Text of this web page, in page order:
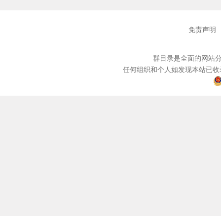
免责声明
群目录是全面的网站
任何组织和个人如发现本站已